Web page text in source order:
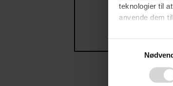
teknologier til
anvende dem
Ved at klikke
tilbagekalde